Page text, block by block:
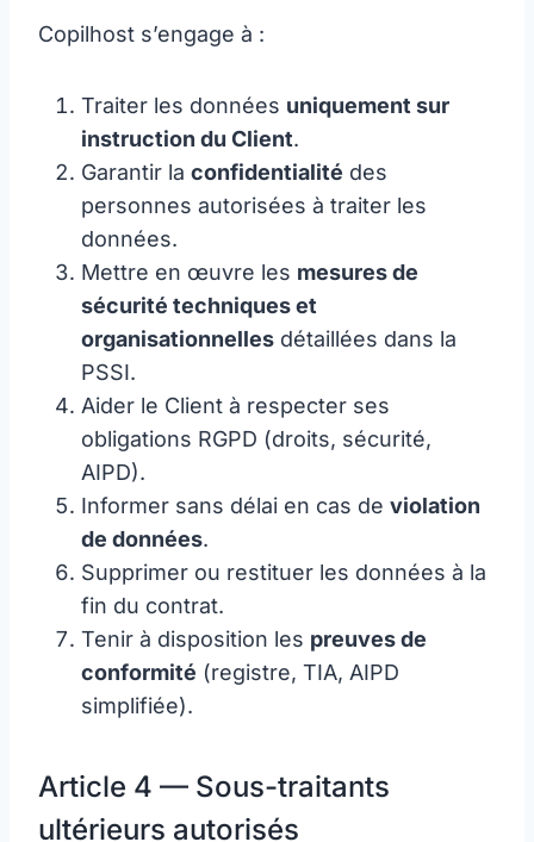
Copilhost s’engage à :
Traiter les données uniquement sur
instruction du Client.
Garantir la confidentialité des
personnes autorisées à traiter les
données.
Mettre en œuvre les mesures de
sécurité techniques et
organisationnelles détaillées dans la
PSSI.
Aider le Client à respecter ses
obligations RGPD (droits, sécurité,
AIPD).
Informer sans délai en cas de violation
de données.
Supprimer ou restituer les données à la
fin du contrat.
Tenir à disposition les preuves de
conformité (registre, TIA, AIPD
simplifiée).
Article 4 — Sous-traitants
ultérieurs autorisés